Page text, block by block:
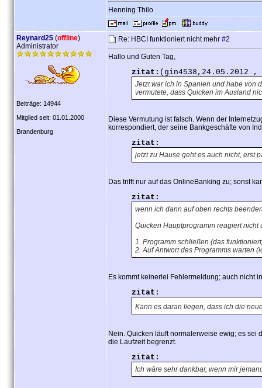
Henning Thilo
Reynard25 (offline)
Administrator
Beiträge: 14944
Mitglied seit: 01.01.2000
Brandenburg
Re: HBCI funktioniert nicht mehr #2
Hallo und Guten Tag,
zitat: (gin4538,24.05.2012 ,
Jetzt war ich in Spanien und habe von
vermutete, dass Quicken im Ausland
Diese Vermutung ist falsch. Wenn der
korrespondiert, der seine Bankgeschäfte von
zitat:
jetzt zu Hause geht es auch nicht, erst
Das trifft nur auf das OnlineBanking zu; sonst
zitat:
wenn ich dann auf oben rechts
Quicken Hauptprogramm reagiert
1. Programm schließen (das
2. Auf Antwort des Programms warten
Es kommt keinerlei Fehlermeldung; auch nicht
zitat:
Kann es daran liegen, dass ich die
Nein. Quicken läuft normalerweise ewig; es sei
die Laufzeit begrenzt.
zitat:
Ich wäre sehr dankbar, wenn mir